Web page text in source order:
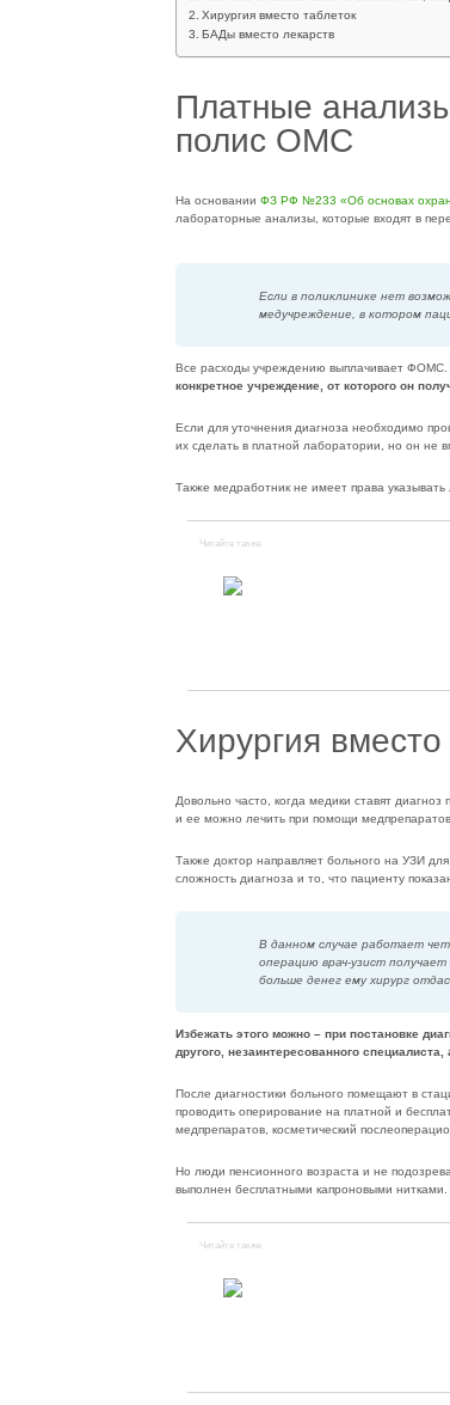
Хирургия вместо таблеток
БАДы вместо лекарств
Платные
полис ОМС
На основании ФЗ РФ №233 «Об основах
лабораторные анализы, которые входят в
Если в поликлинике нет
медучреждение, в котором
Все расходы учреждению выплачивает ФОМС.
конкретное учреждение, от которого он
Если для уточнения диагноза необходимо
их сделать в платной лаборатории, но он не
Также медработник не имеет права
Читайте также
Хирургия вместо
Довольно часто, когда медики ставят
и ее можно лечить при помощи
Также доктор направляет больного на УЗИ
сложность диагноза и то, что пациенту
В данном случае работает
операцию врач-узист
больше денег ему хирург
Избежать этого можно – при постановке
другого, незаинтересованного специалиста,
После диагностики больного помещают в
проводить оперирование на платной и
медпрепаратов, косметический
Но люди пенсионного возраста и не
выполнен бесплатными капроновыми нитками.
Читайте также